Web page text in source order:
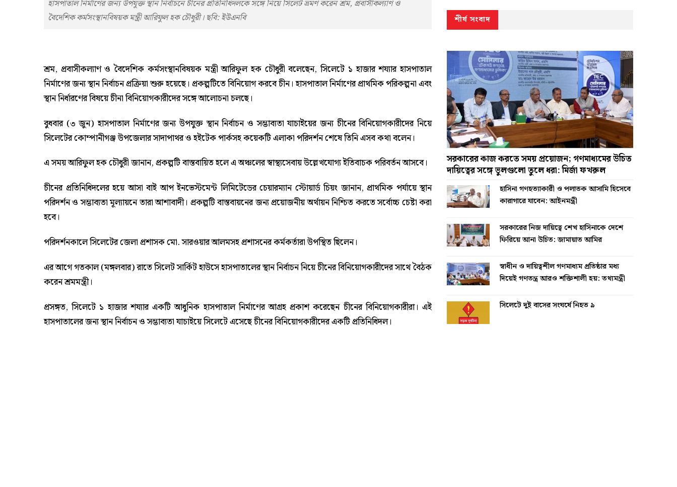
হাসপাতাল নির্মাণের জন্য উপযুক্ত স্থান নির্বাচনে চীনের প্রতিনিধিদলকে সঙ্গে নিয়ে সিলেট ভ্রমণ করেন শ্রম, প্রবাসীকল্যাণ ও
বৈদেশিক কর্মসংস্থানবিষয়ক মন্ত্রী আরিফুল হক চৌধুরী। ছবি: ইউএনবি
শ্রম, প্রবাসীকল্যাণ ও বৈদেশিক কর্মসংস্থানবিষয়ক মন্ত্রী আরিফুল হক চৌধুরী বলেছেন, সিলেটে ১ হাজার শয্যার হাসপাতাল
নির্মাণের জন্য স্থান নির্বাচন প্রক্রিয়া শুরু হয়েছে। প্রকল্পটিতে বিনিয়োগ করবে চীন। হাসপাতাল নির্মাণের প্রাথমিক পরিকল্পনা এবং
স্থান নির্ধারণের বিষয়ে চীনা বিনিয়োগকারীদের সঙ্গে আলোচনা চলছে।
বুধবার (৩ জুন) হাসপাতাল নির্মাণের জন্য উপযুক্ত স্থান নির্বাচন ও সম্ভাব্যতা যাচাইয়ের জন্য চীনের বিনিয়োগকারীদের নিয়ে
সিলেটের কোম্পানীগঞ্জ উপজেলার সাদাপাথর ও হইটেক পার্কসহ কয়েকটি এলাকা পরিদর্শন শেষে তিনি এসব কথা বলেন।
এ সময় আরিফুল হক চৌধুরী জানান, প্রকল্পটি বাস্তবায়িত হলে এ অঞ্চলের স্বাস্থ্যসেবায় উল্লেখযোগ্য ইতিবাচক পরিবর্তন আসবে।
চীনের প্রতিনিধিদলের হয়ে আসা বাই আপ ইনভেস্টমেন্ট লিমিটেডের চেয়ারম্যান স্টোয়ার্ড চিয়ং জানান, প্রাথমিক পর্যায়ে স্থান
পরিদর্শন ও সম্ভাব্যতা মূল্যায়নে তারা আশাবাদী। প্রকল্পটি বাস্তবায়নের জন্য প্রয়োজনীয় অর্থায়ন নিশ্চিত করতে সর্বোচ্চ চেষ্টা করা
হবে।
পরিদর্শনকালে সিলেটের জেলা প্রশাসক মো. সারওয়ার আলমসহ প্রশাসনের কর্মকর্তারা উপস্থিত ছিলেন।
এর আগে গতকাল (মঙ্গলবার) রাতে সিলেট সার্কিট হাউসে হাসপাতালের স্থান নির্বাচন নিয়ে চীনের বিনিয়োগকারীদের সাথে বৈঠক
করেন শ্রমমন্ত্রী।
প্রসঙ্গত, সিলেটে ১ হাজার শয্যার একটি আধুনিক হাসপাতাল নির্মাণের আগ্রহ প্রকাশ করেছেন চীনের বিনিয়োগকারীরা। এই
হাসপাতালের জন্য স্থান নির্বাচন ও সম্ভাব্যতা যাচাইয়ে সিলেটে এসেছে চীনের বিনিয়োগকারীদের একটি প্রতিনিধিদল।
শীর্ষ সংবাদ
সরকারের কাজ করতে সময় প্রয়োজন; গণমাধ্যমের উচিত
দায়িত্বের সঙ্গে ভুলগুলো তুলে ধরা: মির্জা ফখরুল
হাসিনা গণহত্যাকারী ও পলাতক আসামি হিসেবে
কারাগারে যাবেন: আইনমন্ত্রী
সরকারের নিজ দায়িত্বে শেখ হাসিনাকে দেশে
ফিরিয়ে আনা উচিত: জামায়াত আমির
স্বাধীন ও দায়িত্বশীল গণমাধ্যম প্রতিষ্ঠার মধ্য
দিয়েই গণতন্ত্র আরও শক্তিশালী হয়: তথ্যমন্ত্রী
সিলেটে দুই বাসের সংঘর্ষে নিহত ৯